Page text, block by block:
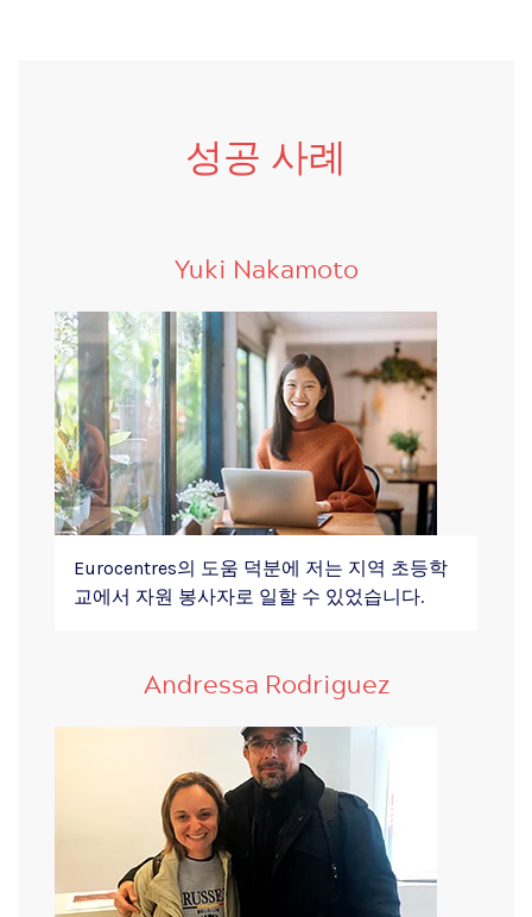
성공 사례
Yuki Nakamoto
Eurocentres의 도움 덕분에 저는 지역 초등학
교에서 자원 봉사자로 일할 수 있었습니다.
Andressa Rodriguez